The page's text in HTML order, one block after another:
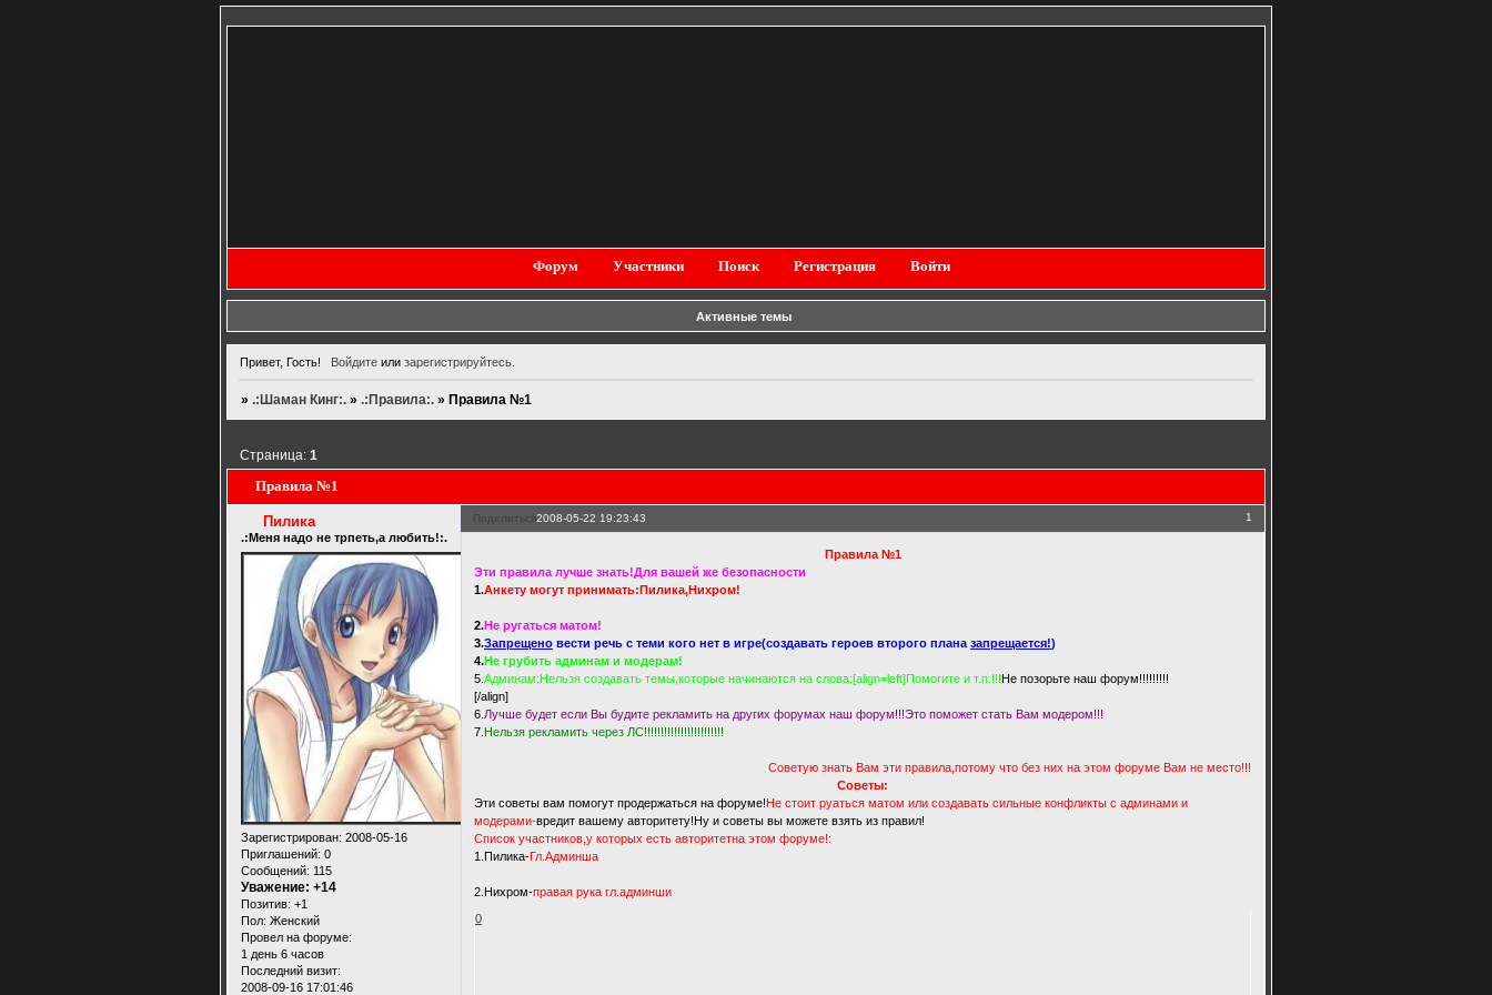
Форум Участники Поиск Регистрация Войти
Активные темы
Привет, Гость! Войдитеили зарегистрируйтесь.
».:Шаман Кинг:. ».:Правила:. » Правила №1
Правила №1
Страница:1
Поделиться 1
2008-05-22 19:23:43
Пилика
.:Меня надо не трпеть,а любить!:.
Зарегистрирован: 2008-05-16
Приглашений: 0
Сообщений: 115
Уважение: +14
Позитив: +1
Пол: Женский
Провел на форуме:
1 день 6 часов
Последний визит:
2008-09-16 17:01:46
Правила №1
Эти правила лучше знать!Для вашей же безопасности
1.Анкету могут принимать:Пилика,Нихром!
2.Не ругаться матом!
3.Запрещено вести речь с теми кого нет в игре(создавать героев второго планазапрещается!)
4.Не грубить админам и модерам!
5.Админам:Нельзя создавать темы,которые начинаются на слова:[align=left]Помогите и т.п.!!!Не позорьте наш форум!!!!!!!!!
[/align]
6. Лучше будет если Вы будите рекламить на других форумах наш форум!!!Это поможет стать Вам модером!!!
7. Нельзя рекламить через ЛС!!!!!!!!!!!!!!!!!!!!!!!!
Советую знать Вам эти правила,потому что без них на этом форуме Вам не место!!!
Советы:
Эти советы вам помогут продержаться на форуме!Не стоит руаться матом или создавать сильные конфликты с админами и
модерами-вредит вашему авторитету!Ну и советы вы можете взять из правил!
Список участников,у которых есть авторитетна этом форуме!:
1.Пилика-Гл.Админша
2.Нихром-правая рука гл.админши
0